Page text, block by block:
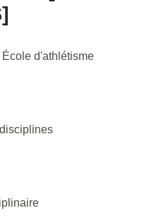
d'athlétisme